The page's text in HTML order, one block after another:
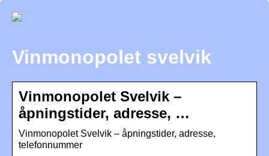
Vinmonopolet svelvik
Vinmonopolet Svelvik –
åpningstider, adresse, …
Vinmonopolet Svelvik – åpningstider, adresse,
telefonnummer